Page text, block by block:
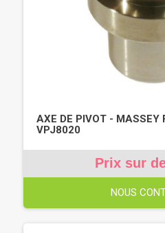
AXE DE PIVOT - MASSEY
VPJ8020
Prix sur
NOUS